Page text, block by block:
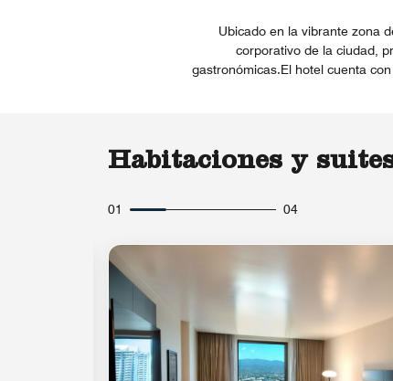
Ubicado en la vibrante zona
corporativo de la ciudad,
gastronómicas.El hotel cuenta
Habitaciones y
01 04
Icono de expansión